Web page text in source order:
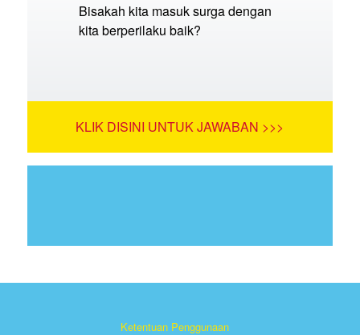
Bisakah kita masuk surga dengan
kita berperilaku baik?
KLIK DISINI UNTUK JAWABAN >>>
Ketentuan Penggunaan